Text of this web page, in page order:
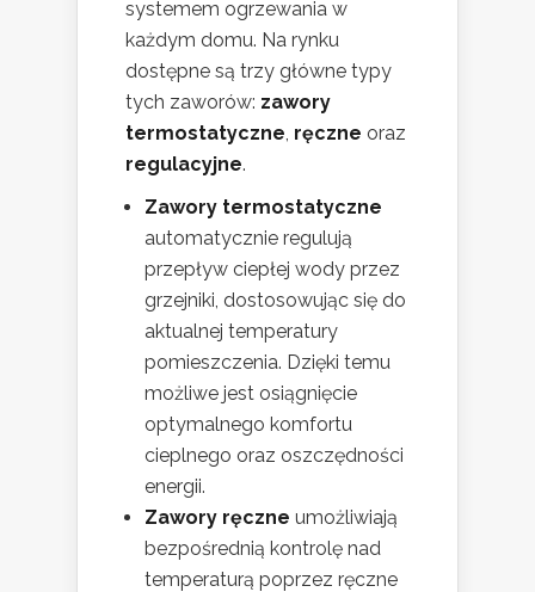
systemem ogrzewania w
każdym domu. Na rynku
dostępne są trzy główne typy
tych zaworów: zawory
termostatyczne, ręczne oraz
regulacyjne.
Zawory termostatyczne
automatycznie regulują
przepływ ciepłej wody przez
grzejniki, dostosowując się do
aktualnej temperatury
pomieszczenia. Dzięki temu
możliwe jest osiągnięcie
optymalnego komfortu
cieplnego oraz oszczędności
energii.
Zawory ręczne umożliwiają
bezpośrednią kontrolę nad
temperaturą poprzez ręczne